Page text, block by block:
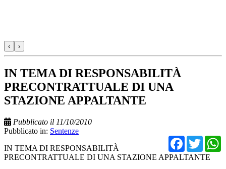
‹ ›
IN TEMA DI RESPONSABILITÀ
PRECONTRATTUALE DI UNA
STAZIONE APPALTANTE
Pubblicato il 11/10/2010
Pubblicato in: Sentenze
IN TEMA DI RESPONSABILITÀ
PRECONTRATTUALE DI UNA STAZIONE APPALTANTE